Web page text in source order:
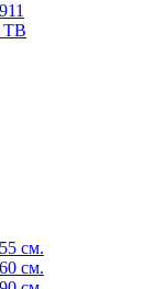
ТВ
см.
см.